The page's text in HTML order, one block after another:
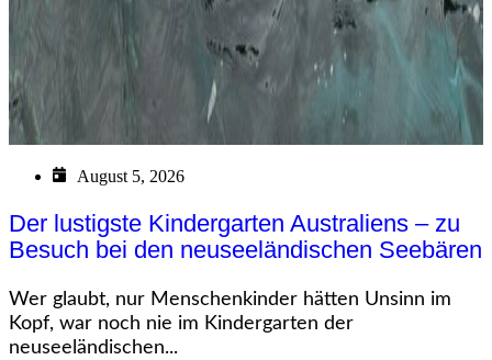
August 5, 2026
Der lustigste Kindergarten Australiens – zu
Besuch bei den neuseeländischen Seebären
Wer glaubt, nur Menschenkinder hätten Unsinn im
Kopf, war noch nie im Kindergarten der
neuseeländischen...